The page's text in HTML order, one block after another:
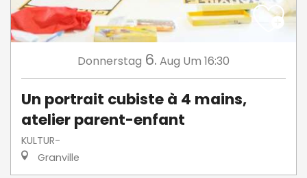
Donnerstag 6. Aug Um 16:30
Un portrait cubiste à 4 mains,
atelier parent-enfant
KULTUR-
Granville